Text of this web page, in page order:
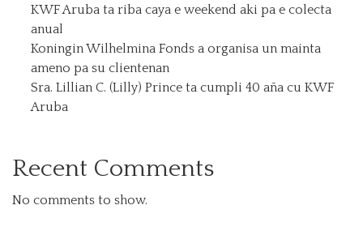
KWF Aruba ta riba caya e weekend aki pa e colecta
anual
Koningin Wilhelmina Fonds a organisa un mainta
ameno pa su clientenan
Sra. Lillian C. (Lilly) Prince ta cumpli 40 aña cu KWF
Aruba
Recent Comments
No comments to show.